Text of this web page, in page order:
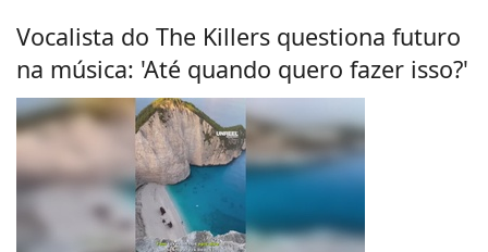
Vocalista do The Killers questiona futuro
na música: 'Até quando quero fazer isso?'